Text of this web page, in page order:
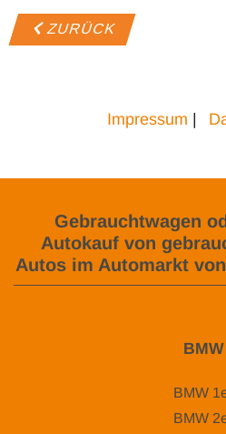
ZURÜCK
Impressum |
Gebrauchtwagen
Autokauf von
Autos im Automarkt
BMW
BMW
BMW